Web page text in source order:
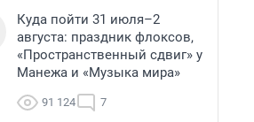
Куда пойти 31 июля–2
августа: праздник флоксов,
«Пространственный сдвиг» у
Манежа и «Музыка мира»
91 124 7